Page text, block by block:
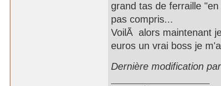
grand tas de ferraille
pas compris...
VoilÃ alors maintenant
euros un vrai boss je
Dernière modification